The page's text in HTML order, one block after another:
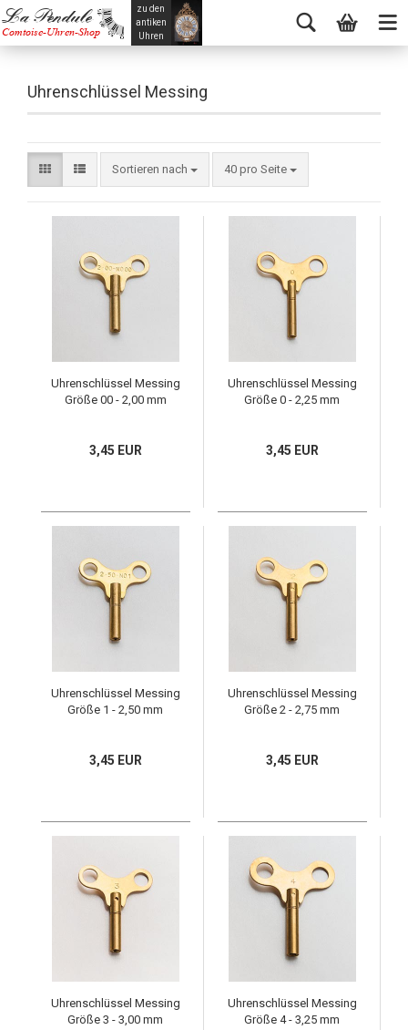
La Pendule
Comtoise-Uhren-Shop
zu den
antiken
Uhren
Uhrenschlüssel Messing
Sortieren nach 40 pro Seite
Uhrenschlüssel Messing
Größe 00 - 2,00 mm
3,45 EUR
Uhrenschlüssel Messing
Größe 0 - 2,25 mm
3,45 EUR
Uhrenschlüssel Messing
Größe 1 - 2,50 mm
3,45 EUR
Uhrenschlüssel Messing
Größe 2 - 2,75 mm
3,45 EUR
Uhrenschlüssel Messing
Größe 3 - 3,00 mm
Uhrenschlüssel Messing
Größe 4 - 3,25 mm